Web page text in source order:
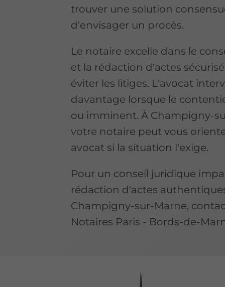
trouver une solution
d'envisager un procès.
Le notaire excelle dans le
et la rédaction d'actes
éviter les litiges. L'avocat
davantage lorsque le
ou imminent. À Champigny-
votre notaire peut vous
avocat si la situation l'exige.
Pour un conseil juridique
rédaction d'actes
Champigny-sur-Marne,
Notaires Paris - Bords-de-